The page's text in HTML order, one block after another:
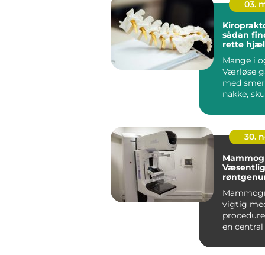
03.
sådan
rette
Mange i
Værløse
med
nakke,
er ...
30.
Væsentlig
sundhed
vigtig
en